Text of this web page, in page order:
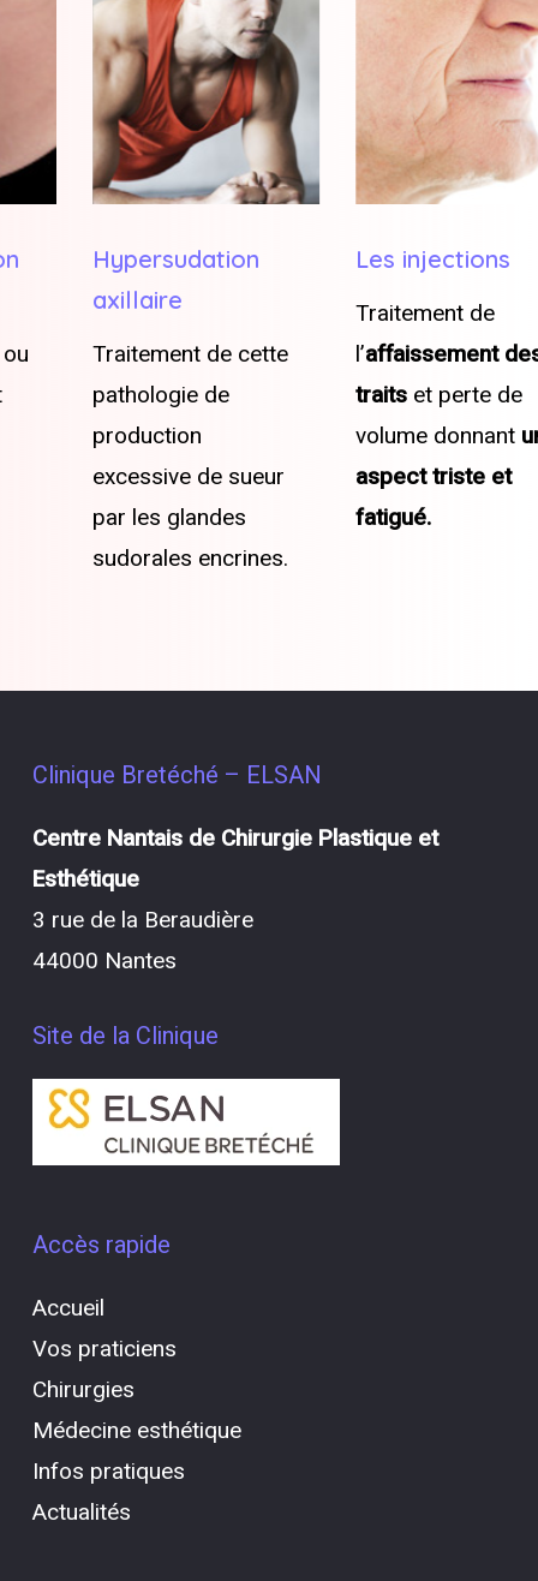
Hypersudation
axillaire
Traitement de cette
pathologie de
production
excessive de sueur
par les glandes
sudorales encrines.
Les injections
Traitement de
affaissement des
traitset perte de
volume donnantun
aspect triste et
fatigué.
Clinique Bretéché – ELSAN
Centre Nantais de Chirurgie Plastique et
Esthétique
3 rue de la Beraudière
44000 Nantes
Site de la Clinique
Accès rapide
Accueil
Vos praticiens
Chirurgies
Médecine esthétique
Infos pratiques
Actualités